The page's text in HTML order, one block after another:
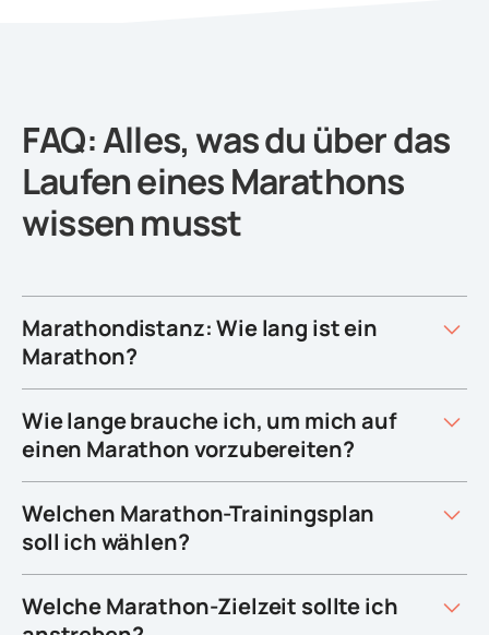
FAQ: Alles, was du über das
Laufen eines Marathons
wissen musst
Marathondistanz: Wie lang ist ein
Marathon?
Wie lange brauche ich, um mich auf
einen Marathon vorzubereiten?
Welchen Marathon-Trainingsplan
soll ich wählen?
Welche Marathon-Zielzeit sollte ich